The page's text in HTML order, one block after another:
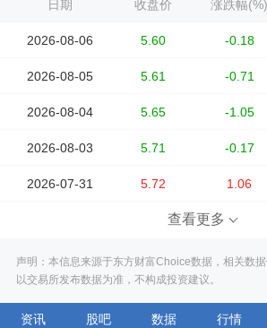
日期 收盘价 涨跌幅(%)
2026-08-06 5.60 -0.18
2026-08-05 5.61 -0.71
2026-08-04 5.65 -1.05
2026-08-03 5.71 -0.17
2026-07-31 5.72 1.06
查看更多
声明：本信息来源于东方财富Choice数据，相关数
以交易所发布数据为准，不构成投资建议。
资讯 股吧 数据 行情